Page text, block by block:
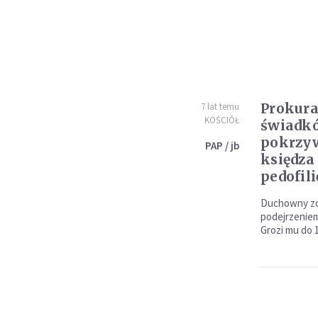
7 lat temu
KOŚCIÓŁ
PAP / jb
Duchowny
Grozi mu do